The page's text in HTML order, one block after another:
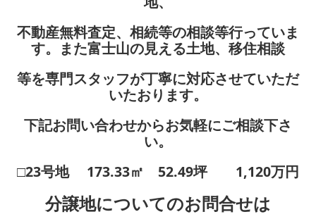
不動産無料査定、相続等の相談等行っていま
す。また富士山の見える土地、移住相談
等を専門スタッフが丁寧に対応させていただ
いたおります。
下記お問い合わせからお気軽にご相談下さ
い。
□23号地 173.33㎡ 52.49坪 1,120万円
分譲地についてのお問合せは